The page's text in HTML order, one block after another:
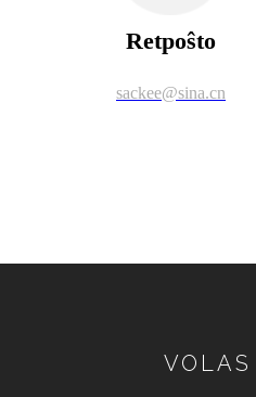
Retpoŝto
sackee@sina.cn